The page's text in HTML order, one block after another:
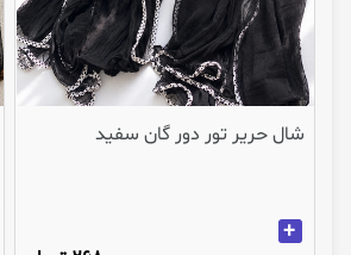
شال حریر تور دور گان سفید
+